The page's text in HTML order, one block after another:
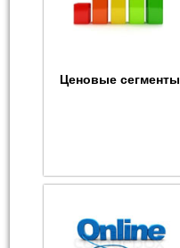
Ценовые сегменты